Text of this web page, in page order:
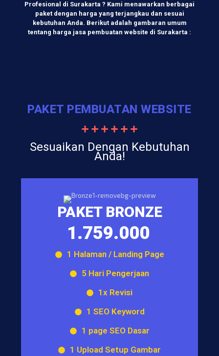
Profesional di Surakarta ? Kami menawarkan berbagai
paket dengan harga yang terjangkau dan sesuai
kebutuhan Anda. Berikut adalah gambaran umum
tentang harga jasa pembuatan website di Surakarta :
PAKET PEMBUATAN WEBSITE
Sesuaikan Dengan Kebutuhan
Anda!
PAKET BRONZE
1.759.000
1 Halaman / Landing Page
5 Hari Pengerjaan
1x Revisi
1 SEO Keyword
1 page SEO Dasar
1 Upload Setup Gambar